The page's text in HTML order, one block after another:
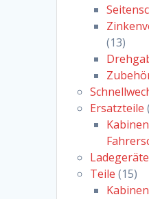
(13)
Ersatzteile
Ladegeräte
Teile (15)